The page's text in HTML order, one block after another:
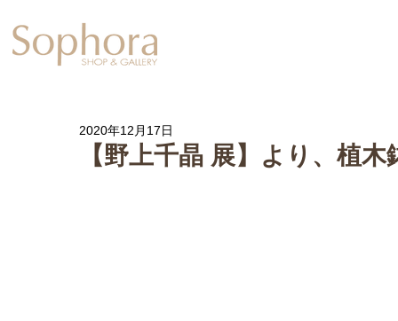
【野上千晶 展】より、植木
2020年12月17日